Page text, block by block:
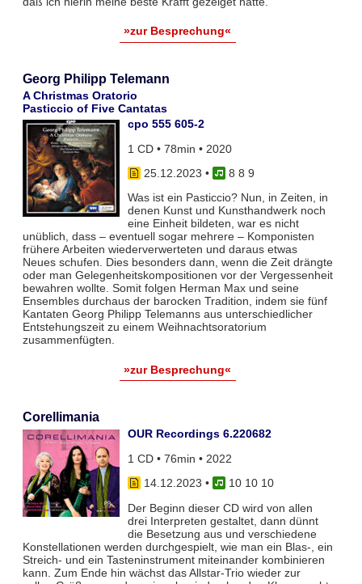
»zur Besprechung«
Georg Philipp Telemann
A Christmas Oratorio
Pasticcio of Five Cantatas
cpo 555 605-2
1 CD • 78min • 2020
25.12.2023 •
8 8 9
Was ist ein Pasticcio? Nun, in Zeiten, in
denen Kunst und Kunsthandwerk noch
eine Einheit bildeten, war es nicht
unüblich, dass – eventuell sogar mehrere – Komponisten
frühere Arbeiten wiederverwerteten und daraus etwas
Neues schufen. Dies besonders dann, wenn die Zeit drängte
oder man Gelegenheitskompositionen vor der Vergessenheit
bewahren wollte. Somit folgen Herman Max und seine
Ensembles durchaus der barocken Tradition, indem sie fünf
Kantaten Georg Philipp Telemanns aus unterschiedlicher
Entstehungszeit zu einem Weihnachtsoratorium
zusammenfügten.
»zur Besprechung«
Corellimania
OUR Recordings 6.220682
1 CD • 76min • 2022
14.12.2023 •
10 10 10
Der Beginn dieser CD wird von allen
drei Interpreten gestaltet, dann dünnt
die Besetzung aus und verschiedene
Konstellationen werden durchgespielt, wie man ein Blas-, ein
Streich- und ein Tasteninstrument miteinander kombinieren
kann. Zum Ende hin wächst das Allstar-Trio wieder zur